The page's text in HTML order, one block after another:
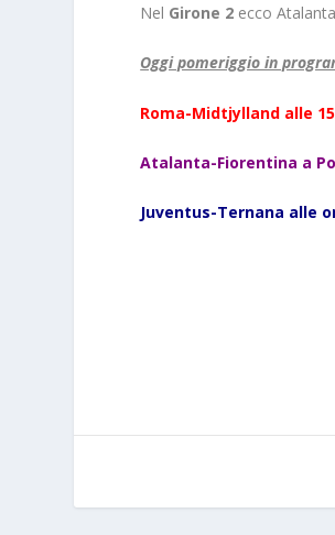
Nel Girone 2 ecco
Oggi pomeriggio in
Roma-Midtjylland alle
Atalanta-Fiorentina a
Juventus-Ternana alle